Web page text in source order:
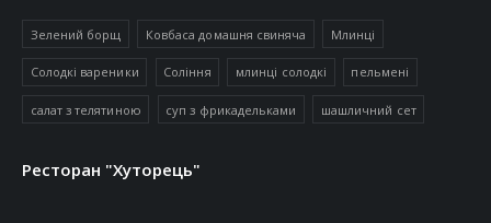
Зелений борщ Ковбаса домашня свиняча Млинці
Солодкі вареники Соління млинці солодкі пельмені
салат з телятиною суп з фрикадельками шашличний сет
Ресторан "Хуторець"